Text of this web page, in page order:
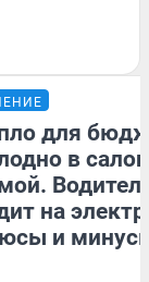
для
в
на
и